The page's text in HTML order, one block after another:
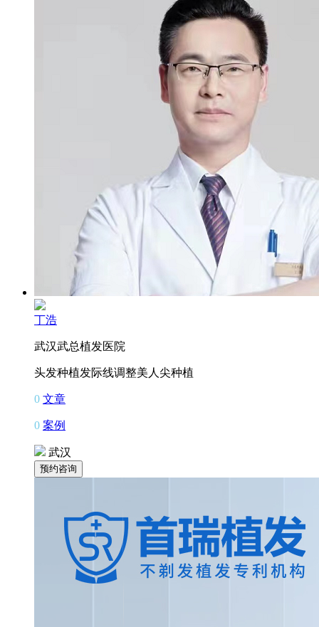
丁浩
武汉武总植发医院
头发种植发际线调整美人尖种植
0 文章
0 案例
武汉